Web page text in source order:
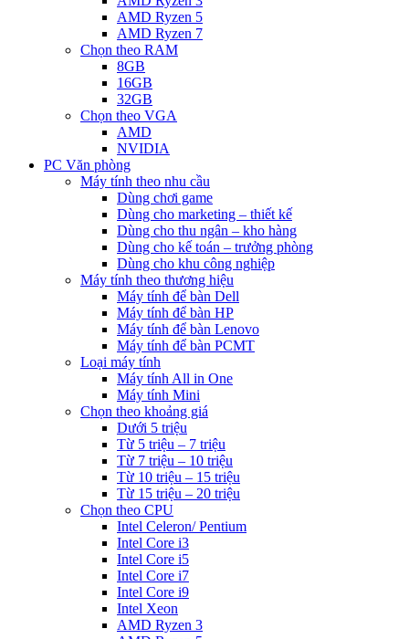
AMD Ryzen 5
AMD Ryzen 7
Chọn theo RAM
8GB
16GB
32GB
Chọn theo VGA
AMD
NVIDIA
PC Văn phòng
Máy tính theo nhu cầu
Dùng chơi game
Dùng cho marketing – thiết kế
Dùng cho thu ngân – kho hàng
Dùng cho kế toán – trưởng phòng
Dùng cho khu công nghiệp
Máy tính theo thương hiệu
Máy tính để bàn Dell
Máy tính để bàn HP
Máy tính để bàn Lenovo
Máy tính để bàn PCMT
Loại máy tính
Máy tính All in One
Máy tính Mini
Chọn theo khoảng giá
Dưới 5 triệu
Từ 5 triệu – 7 triệu
Từ 7 triệu – 10 triệu
Từ 10 triệu – 15 triệu
Từ 15 triệu – 20 triệu
Chọn theo CPU
Intel Celeron/ Pentium
Intel Core i3
Intel Core i5
Intel Core i7
Intel Core i9
Intel Xeon
AMD Ryzen 3